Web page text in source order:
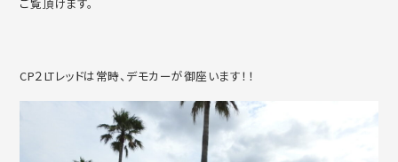
CP２LTレッドは常時、デモカーが御座います！！